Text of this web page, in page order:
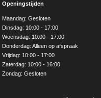
b
o
k
a
g
r
a
m
e
Openingstijden
Maandag: Gesloten
Dinsdag: 10:00 - 17:00
Woensdag: 10:00 - 17:00
Donderdag: Alleen op afspraak
Vrijdag: 10:00 - 17:00
Zaterdag: 10:00 - 16:00
Zondag: Gesloten